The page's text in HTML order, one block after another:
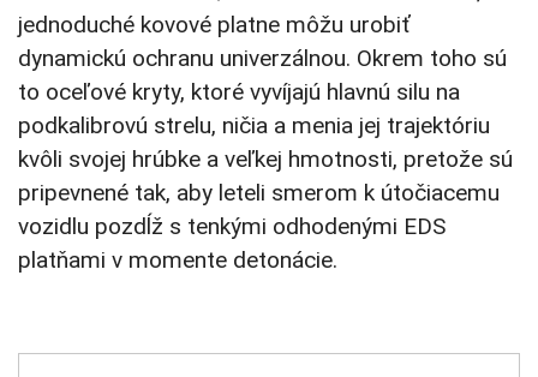
jednoduché kovové platne môžu urobiť
dynamickú ochranu univerzálnou. Okrem toho sú
to oceľové kryty, ktoré vyvíjajú hlavnú silu na
podkalibrovú strelu, ničia a menia jej trajektóriu
kvôli svojej hrúbke a veľkej hmotnosti, pretože sú
pripevnené tak, aby leteli smerom k útočiacemu
vozidlu pozdĺž s tenkými odhodenými EDS
platňami v momente detonácie.